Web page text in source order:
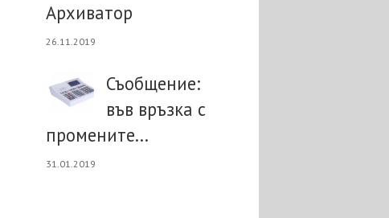
Архиватор
26.11.2019
Съобщение:
във връзка с
промените...
31.01.2019